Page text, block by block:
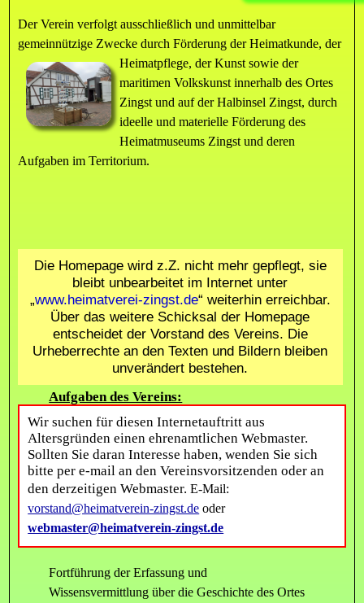
Der Verein verfolgt ausschließlich und unmittelbar
gemeinnützige Zwecke durch Förderung der Heimatkunde, der
Heimatpflege, der Kunst sowie der
maritimen Volkskunst innerhalb des Ortes
Zingst und auf der Halbinsel Zingst, durch
ideelle und materielle Förderung des
Heimatmuseums Zingst und deren
Aufgaben im Territorium.
Aufgaben des Vereins:
Sicherung und Wahrung des Heimatmuseums
Zingst als Mittelpunkt der Pflege des
Heimatgedankens.
Pflege der heimatlichen Kultur sowohl für und
durch die einheimische Bevölkerung als auch die
Übermittlung an die Gäste.
Fortführung der Erfassung und
Wissensvermittlung über die Geschichte des Ortes
Die Homepage wird z.Z. nicht mehr gepflegt, sie
bleibt unbearbeitet im Internet unter
„www.heimatverei-zingst.de“ weiterhin erreichbar.
Über das weitere Schicksal der Homepage
entscheidet der Vorstand des Vereins. Die
Urheberrechte an den Texten und Bildern bleiben
unverändert bestehen.
Wir suchen für diesen Internetauftritt aus
Altersgründen einen ehrenamtlichen Webmaster.
Sollten Sie daran Interesse haben, wenden Sie sich
bitte per e-mail an den Vereinsvorsitzenden oder an
den derzeitigen Webmaster.E-Mail:
vorstand@heimatverein-zingst.de oder
webmaster@heimatverein-zingst.de